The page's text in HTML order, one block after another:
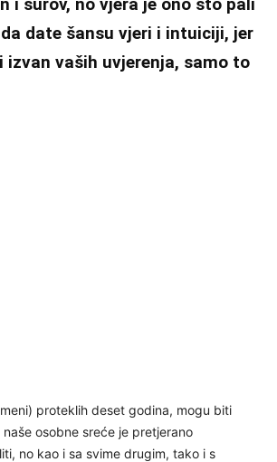
date šansu vjeri i intuiciji, jer
vaših uvjerenja, samo to
proteklih deset godina, mogu biti
osobne sreće je pretjerano
no kao i sa svime drugim, tako i s